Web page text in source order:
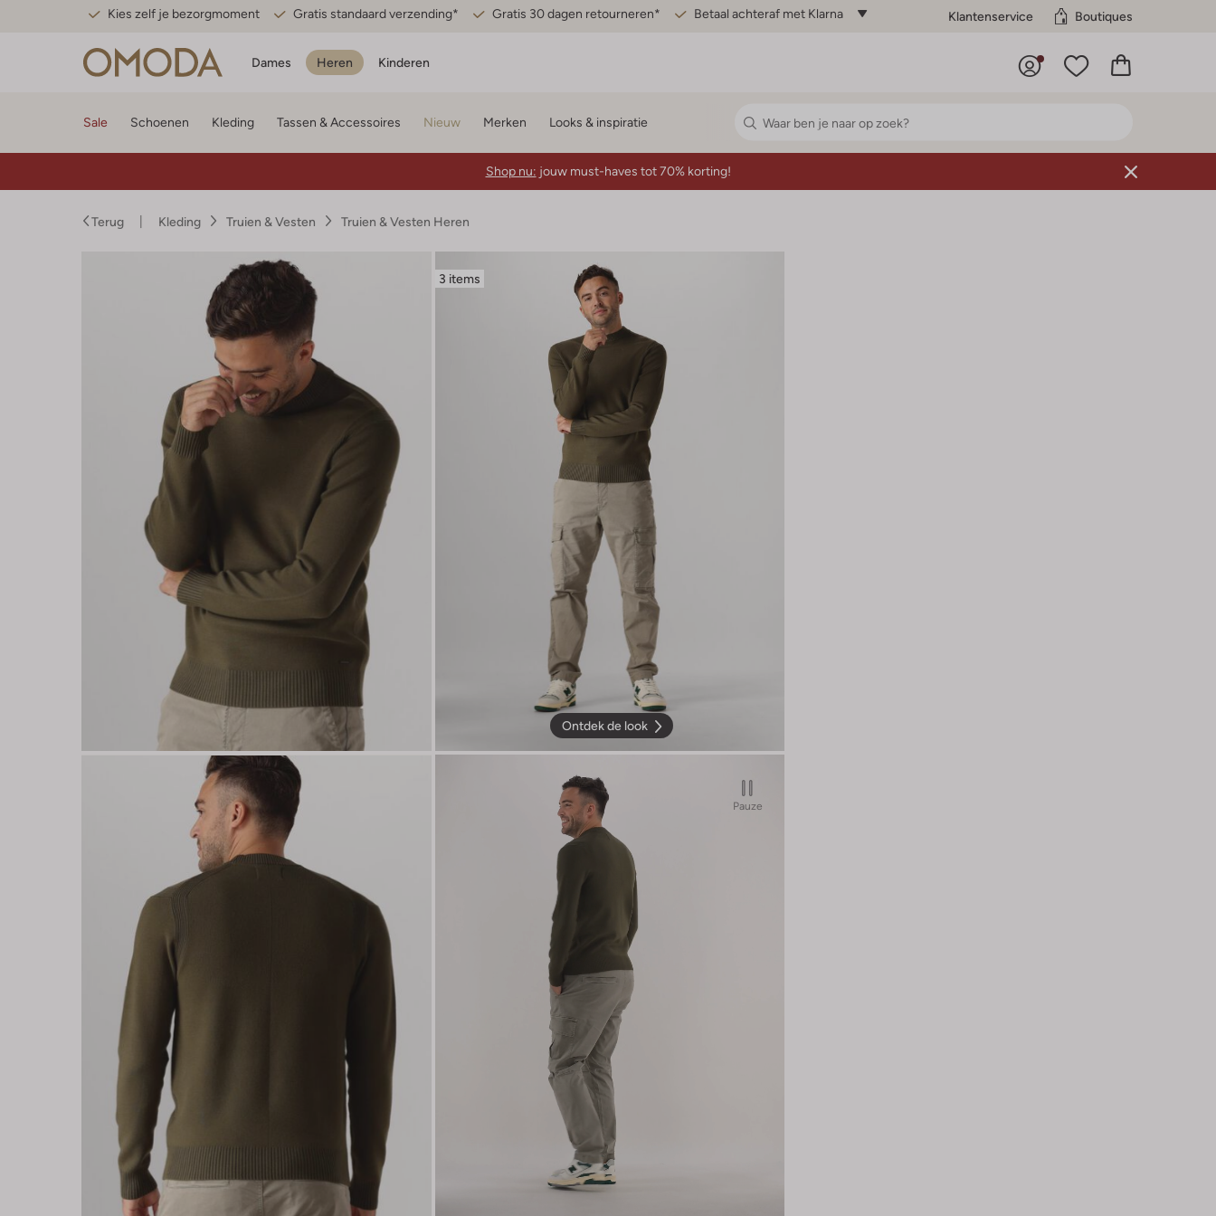
Kies zelf je bezorgmoment Gratis standaard verzending* Gratis 30 dagen retourneren* Betaal achteraf met Klarna Klantenservice Boutiques
Dames Heren Kinderen
Sale Schoenen Kleding Tassen & Accessoires Nieuw Merken Looks & inspiratie
Shop nu: jouw must-haves tot 70% korting!
Terug Kleding Truien & Vesten Truien & Vesten Heren
3 items
Ontdek de look
Pauze